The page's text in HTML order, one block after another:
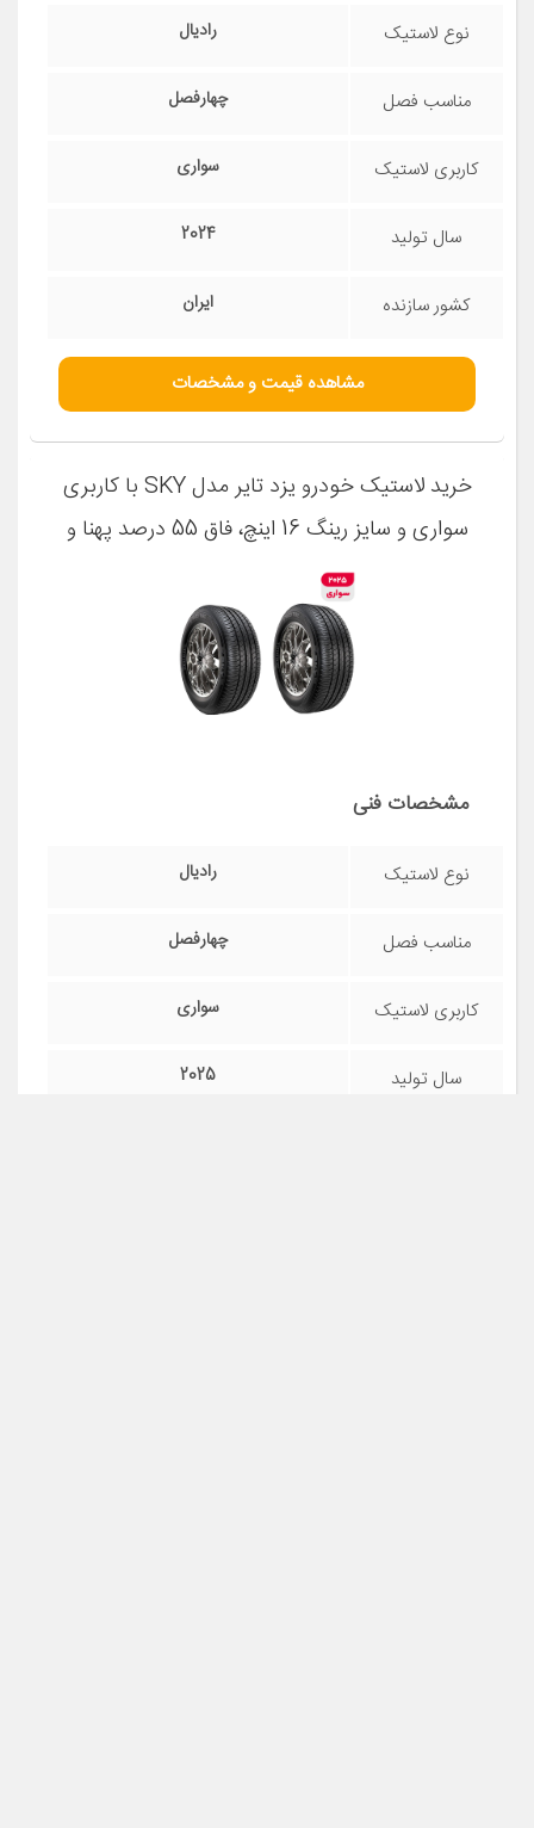
نوع لاستیک
مناسب فصل
کاربری لاستیک
سال تولید
کشور سازنده
رادیال
چهارفصل
سواری
2024
ایران
مشاهده قیمت و مشخصات
خرید لاستیک خودرو یزد تایر مدل SKY با کاربری
سواری و سایز رینگ 16 اینچ، فاق 55 درصد پهنا و
ساعت)، ساخت ایران، دارای تکنولوژی رادیال و تایر
تیوبلس، 2 حلقه
مشخصات فنی
نوع لاستیک
مناسب فصل
کاربری لاستیک
سال تولید
رادیال
چهارفصل
سواری
2025